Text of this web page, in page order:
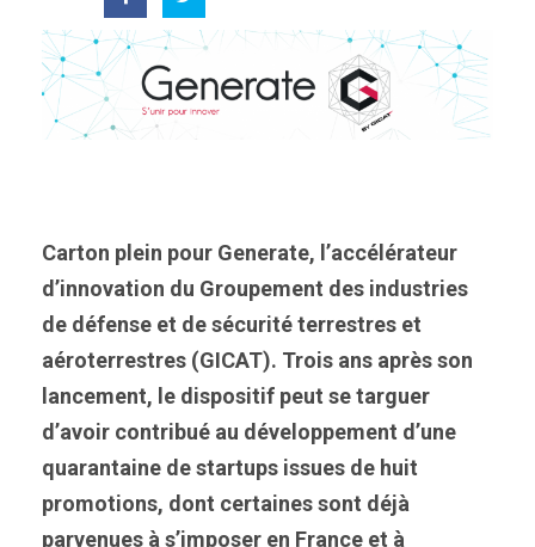
Carton plein pour Generate, l’accélérateur
d’innovation du Groupement des industries
de défense et de sécurité terrestres et
aéroterrestres (GICAT). Trois ans après son
lancement, le dispositif peut se targuer
d’avoir contribué au développement d’une
quarantaine de startups issues de huit
promotions, dont certaines sont déjà
parvenues à s’imposer en France et à